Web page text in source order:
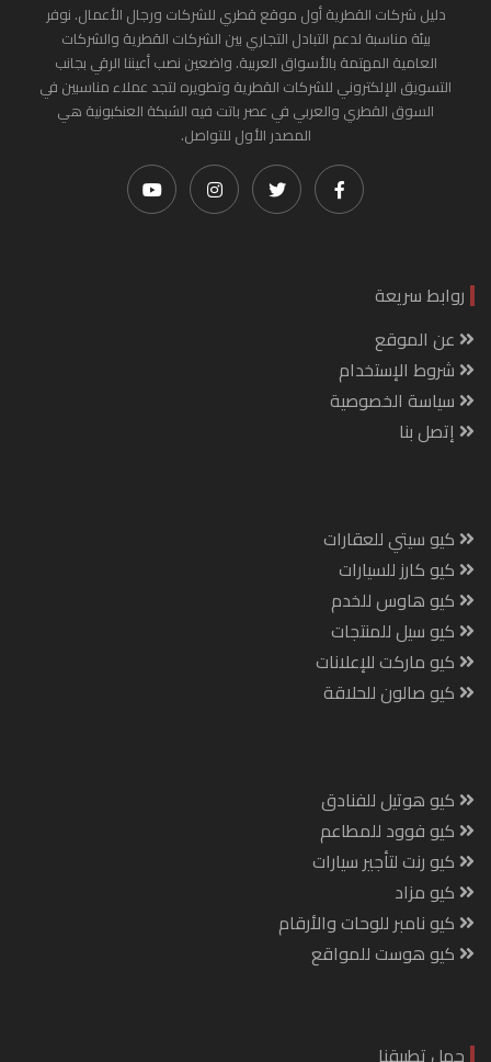
دليل شركات القطرية أول موقع قطري للشركات ورجال الأعمال. نوفر
بيئة مناسبة لدعم التبادل التجاري بين الشركات القطرية والشركات
العامية المهتمة بالأسواق العربية. واضعين نصب أعيننا الرقي بجانب
التسويق الإلكتروني للشركات القطرية وتطويره لتجد عملاء مناسبين في
السوق القطري والعربي في عصر باتت فيه الشبكة العنكبونية هي
المصدر الأول للتواصل.
روابط سريعة
عن الموقع
شروط الإستخدام
سياسة الخصوصية
إتصل بنا
كيو سيتي للعقارات
كيو كارز للسيارات
كيو هاوس للخدم
كيو سيل للمنتجات
كيو ماركت للإعلانات
كيو صالون للحلاقة
كيو هوتيل للفنادق
كيو فوود للمطاعم
كيو رنت لتأجير سيارات
كيو مزاد
كيو نامبر للوحات والأرقام
كيو هوست للمواقع
حمل تطبيقنا